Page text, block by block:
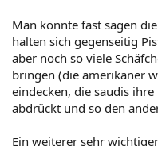
Man könnte fast sagen
halten sich gegenseitig
aber noch so viele
bringen (die amerikaner
eindecken, die saudis
abdrückt und so den
Ein weiterer sehr